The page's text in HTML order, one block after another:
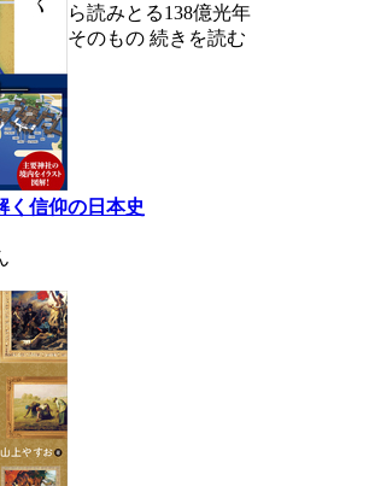
の文から読みとる138億光年
が宇宙そのもの 続きを読む
く信仰の日本史